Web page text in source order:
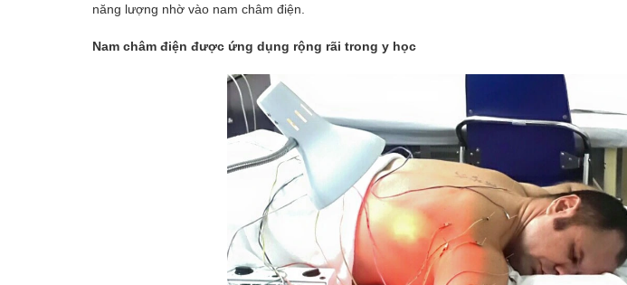
năng lượng nhờ vào nam châm điện.
Nam châm điện được ứng dụng rộng rãi trong y học